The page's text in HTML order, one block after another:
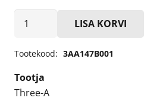
Three-
Ecolander
245/75R17
Suverehv
LISA KORVI
Tootekood: 3AA147B001
Tootja
Three-A